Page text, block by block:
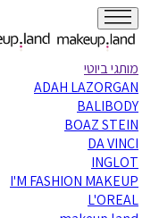
מותגי ביוטי
ADAH LAZORGAN
BALIBODY
BOAZ STEIN
DA VINCI
INGLOT
I'M FASHION MAKEUP
L'OREAL